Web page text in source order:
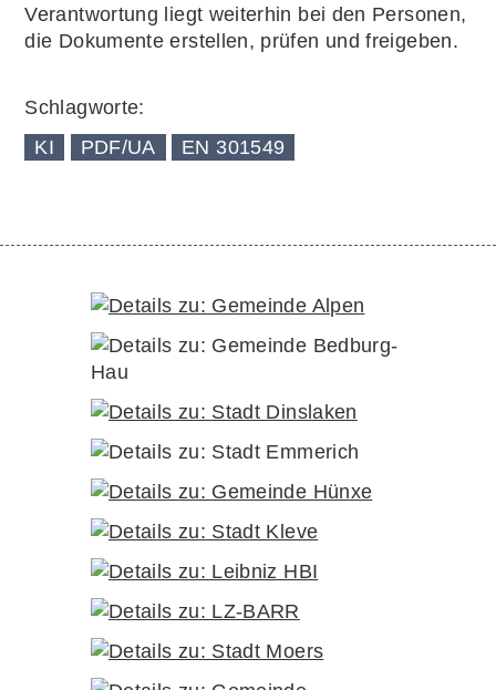
Verantwortung liegt weiterhin bei den Personen,
die Dokumente erstellen, prüfen und freigeben.
Schlagworte:
KI
PDF/UA EN 301549